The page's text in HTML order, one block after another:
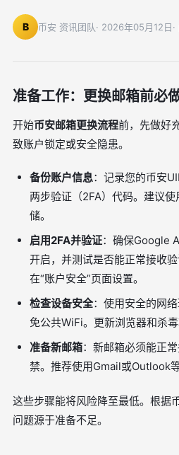
B 币安 资讯团队· 2026年05月12日
准备工作：更换邮箱前必
开始币安邮箱更换流程前，先做好
致账户锁定或安全隐患。
备份账户信息：记录您的币安
两步验证（2FA）代码。建议
储。
启用2FA并验证：确保Google
开启，并测试是否能正常接收
在“账户安全”页面设置。
检查设备安全：使用安全的网
免公共WiFi。更新浏览器和杀毒
准备新邮箱：新邮箱必须能正
禁。推荐使用Gmail或Outlook等
这些步骤能将风险降至最低。根据
问题源于准备不足。